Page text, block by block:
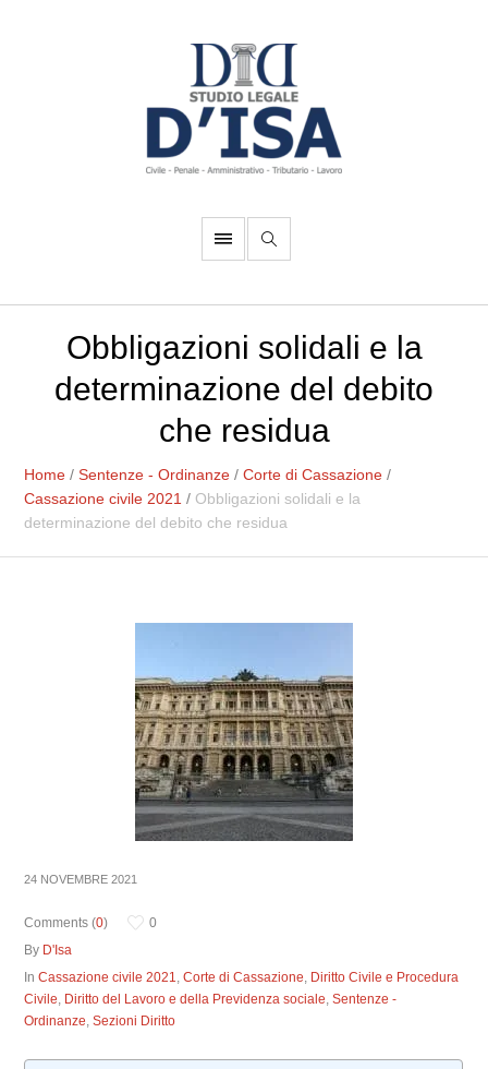
Obbligazioni solidali e la
determinazione del debito
che residua
Home /Sentenze - Ordinanze /Corte di Cassazione /
Cassazione civile 2021 / Obbligazioni solidali e la
determinazione del debito che residua
24 NOVEMBRE 2021
Comments (0)
0
By D'Isa
InCassazione civile 2021,Corte di Cassazione, Diritto Civile e Procedura
Civile, Diritto del Lavoro e della Previdenza sociale,Sentenze -
Ordinanze,Sezioni Diritto